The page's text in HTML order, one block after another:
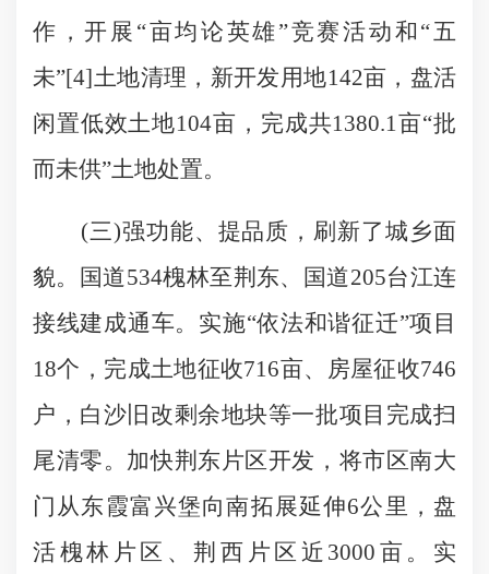
作，开展“亩均论英雄”竞赛活动和“五
未”[4]土地清理，新开发用地142亩，盘活
闲置低效土地104亩，完成共1380.1亩“批
而未供”土地处置。
(三)强功能、提品质，刷新了城乡面
貌。国道534槐林至荆东、国道205台江连
接线建成通车。实施“依法和谐征迁”项目
18个，完成土地征收716亩、房屋征收746
户，白沙旧改剩余地块等一批项目完成扫
尾清零。加快荆东片区开发，将市区南大
门从东霞富兴堡向南拓展延伸6公里，盘
活槐林片区、荆西片区近3000亩。实